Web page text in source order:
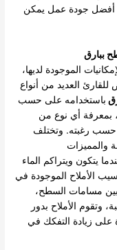
أفضل جودة عمل يمكن
ببارق
الموجودة لديها،
للقارئ العديد من أنواع
باستخدامه على حسب
بمعرفة أي نوع من
حسب رغبته. وتختلف
والمميزات
يتكون ويتراكم الماء
الأملاح الموجودة في
مسامات السطح،
وتقوم الأملاح بدور
زيادة التفكك في